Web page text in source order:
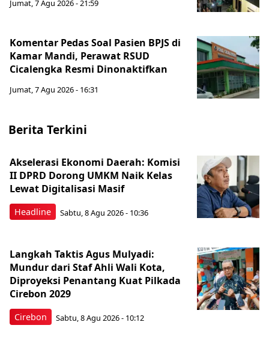
Jumat, 7 Agu 2026 - 21:59
Komentar Pedas Soal Pasien BPJS di
Kamar Mandi, Perawat RSUD
Cicalengka Resmi Dinonaktifkan
Jumat, 7 Agu 2026 - 16:31
Berita Terkini
Headline
Akselerasi Ekonomi Daerah: Komisi
II DPRD Dorong UMKM Naik Kelas
Lewat Digitalisasi Masif
Sabtu, 8 Agu 2026 - 10:36
Cirebon
Langkah Taktis Agus Mulyadi:
Mundur dari Staf Ahli Wali Kota,
Diproyeksi Penantang Kuat Pilkada
Cirebon 2029
Sabtu, 8 Agu 2026 - 10:12